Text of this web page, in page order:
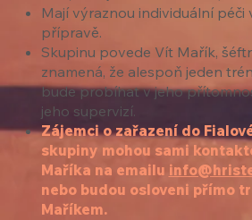
Mají výraznou individuální péči
přípravě.
Skupinu povede Vít Mařík,
znamená, že alespoň jeden
bude probíhat v jeho
jeho supervizí.
Zájemci o zařazení do
skupiny mohou sami
Maříka na emailu
nebo budou osloveni přímo
Maříkem.